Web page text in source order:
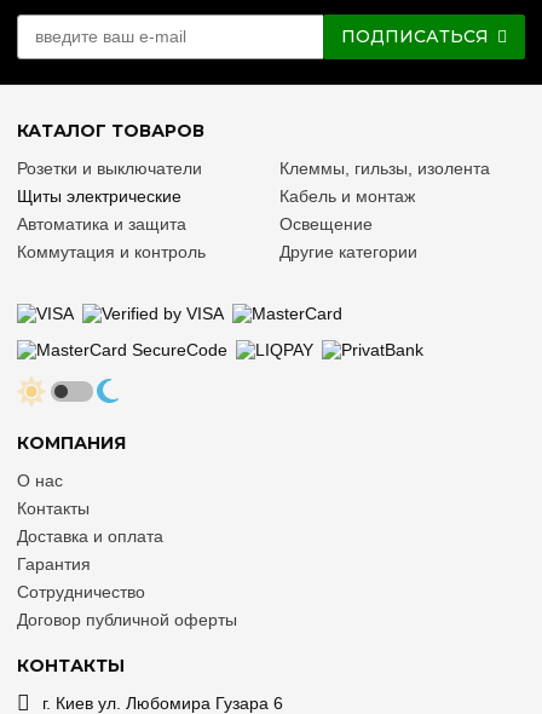
ПОДПИСАТЬСЯ
КОНТАКТЫ
г. Киев ул. Любомира Гузара 6
КОМПАНИЯ
О нас
Контакты
Доставка и оплата
Гарантия
Сотрудничество
Договор публичной оферты
КАТАЛОГ ТОВАРОВ
Розетки и выключатели
Щиты электрические
Автоматика и защита
Коммутация и контроль
Клеммы, гильзы, изолента
Кабель и монтаж
Освещение
Другие категории